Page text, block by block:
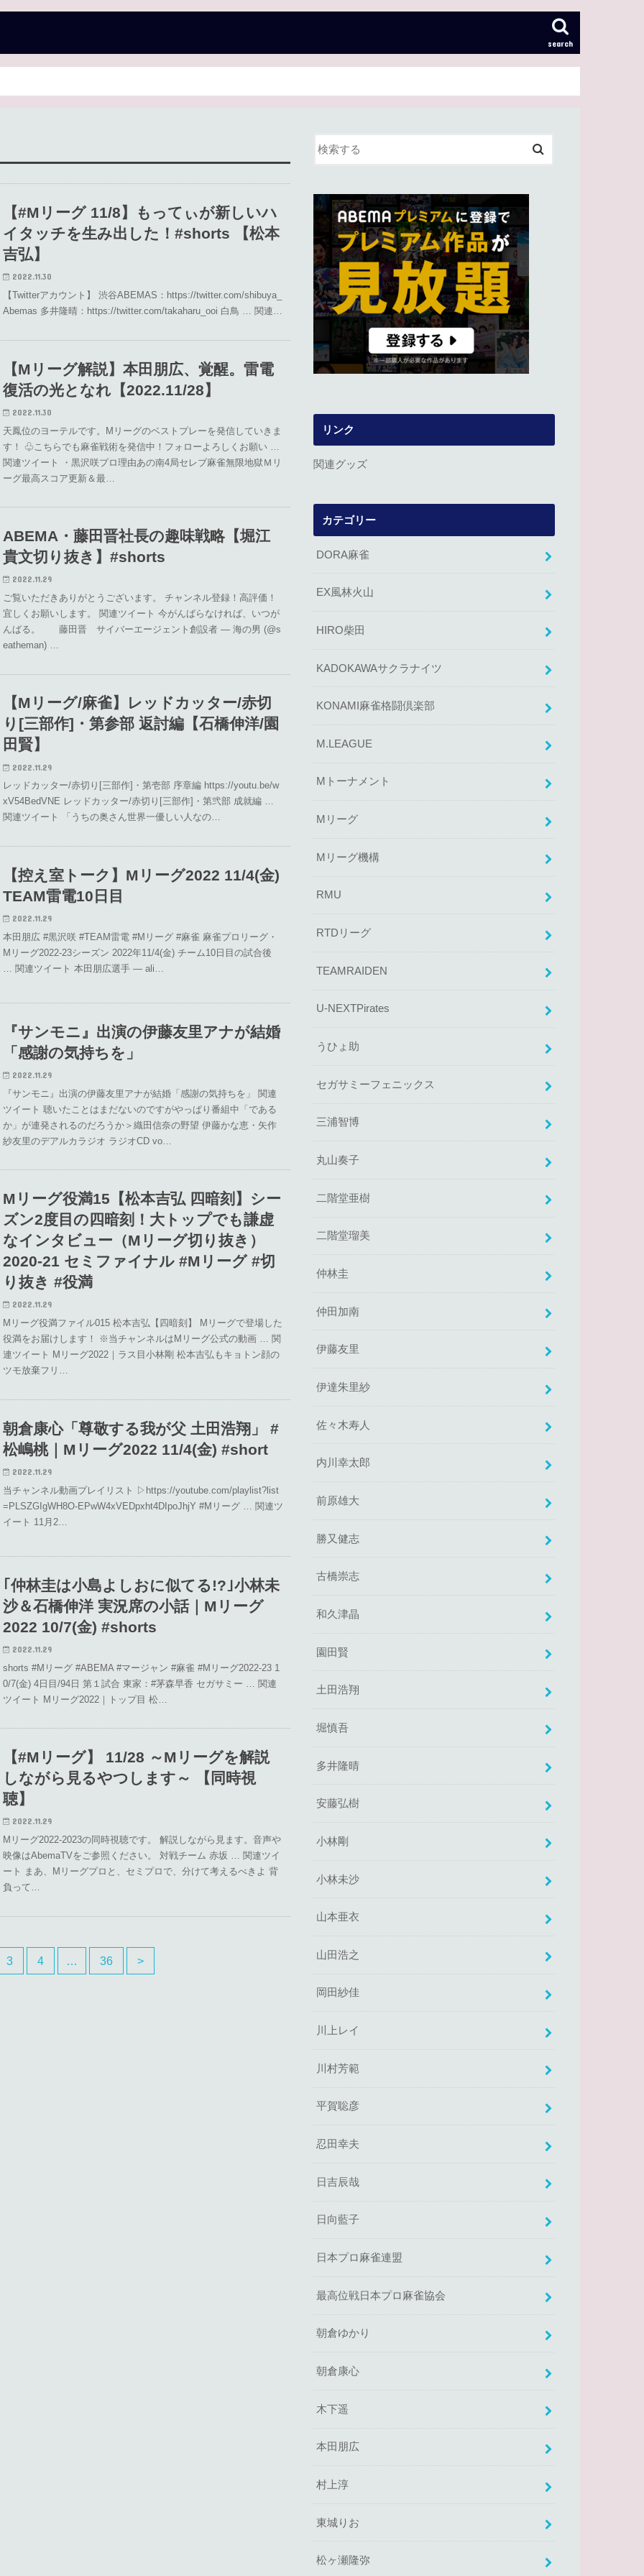
search
【#Mリーグ 11/8】もってぃが新しいハ
イタッチを生み出した！#shorts 【松本
吉弘】
2022.11.30
【Twitterアカウント】 渋谷ABEMAS：https://twitter.com/shibuya_
Abemas 多井隆晴：https://twitter.com/takaharu_ooi 白鳥 … 関連…
【Mリーグ解説】本田朋広、覚醒。雷電
復活の光となれ【2022.11/28】
2022.11.30
天鳳位のヨーテルです。Mリーグのベストプレーを発信していきま
す！ ♧こちらでも麻雀戦術を発信中！フォローよろしくお願い …
関連ツイート ・黒沢咲プロ理由あの南4局セレブ麻雀無限地獄Ｍリ
ーグ最高スコア更新＆最…
ABEMA・藤田晋社長の趣味戦略【堀江
貴文切り抜き】#shorts
2022.11.29
ご覧いただきありがとうございます。 チャンネル登録！高評価！
宜しくお願いします。 関連ツイート 今がんばらなければ、いつが
んばる。 藤田晋 サイバーエージェント創設者 — 海の男 (@s
eatheman) …
【Mリーグ/麻雀】レッドカッター/赤切
り[三部作]・第参部 返討編【石橋伸洋/園
田賢】
2022.11.29
レッドカッター/赤切り[三部作]・第壱部 序章編 https://youtu.be/w
xV54BedVNE レッドカッター/赤切り[三部作]・第弐部 成就編 …
関連ツイート 「うちの奥さん世界一優しい人なの…
【控え室トーク】Mリーグ2022 11/4(金)
TEAM雷電10日目
2022.11.29
本田朋広 #黒沢咲 #TEAM雷電 #Mリーグ #麻雀 麻雀プロリーグ・
Mリーグ2022-23シーズン 2022年11/4(金) チーム10日目の試合後
… 関連ツイート 本田朋広選手 — ali…
『サンモニ』出演の伊藤友里アナが結婚
「感謝の気持ちを」
2022.11.29
『サンモニ』出演の伊藤友里アナが結婚「感謝の気持ちを」 関連
ツイート 聴いたことはまだないのですがやっぱり番組中「である
か」が連発されるのだろうか＞織田信奈の野望 伊藤かな恵・矢作
紗友里のデアルカラジオ ラジオCD vo…
Mリーグ役満15【松本吉弘 四暗刻】シー
ズン2度目の四暗刻！大トップでも謙虚
なインタビュー（Mリーグ切り抜き）
2020-21 セミファイナル #Mリーグ #切
り抜き #役満
2022.11.29
Mリーグ役満ファイル015 松本吉弘【四暗刻】 Mリーグで登場した
役満をお届けします！ ※当チャンネルはMリーグ公式の動画 … 関
連ツイート Mリーグ2022｜ラス目小林剛 松本吉弘もキョトン顔の
ツモ放棄フリ…
朝倉康心「尊敬する我が父 土田浩翔」 #
松嶋桃｜Mリーグ2022 11/4(金) #short
2022.11.29
当チャンネル動画プレイリスト ▷https://youtube.com/playlist?list
=PLSZGIgWH8O-EPwW4xVEDpxht4DIpoJhjY #Mリーグ … 関連ツ
イート 11月2…
｢仲林圭は小島よしおに似てる!?｣小林未
沙＆石橋伸洋 実況席の小話｜Mリーグ
2022 10/7(金) #shorts
2022.11.29
shorts #Mリーグ #ABEMA #マージャン #麻雀 #Mリーグ2022-23 1
0/7(金) 4日目/94日 第１試合 東家：#茅森早香 セガサミー … 関連
ツイート Mリーグ2022｜トップ目 松…
【#Mリーグ】 11/28 ～Mリーグを解説
しながら見るやつします～ 【同時視
聴】
2022.11.29
Mリーグ2022-2023の同時視聴です。 解説しながら見ます。音声や
映像はAbemaTVをご参照ください。 対戦チーム 赤坂 … 関連ツイ
ート まあ、Mリーグプロと、セミプロで、分けて考えるべきよ 背
負って…
3 4 … 36 >
リンク
関連グッズ
カテゴリー
DORA麻雀
EX風林火山
HIRO柴田
KADOKAWAサクラナイツ
KONAMI麻雀格闘倶楽部
M.LEAGUE
Mトーナメント
Mリーグ
Mリーグ機構
RMU
RTDリーグ
TEAMRAIDEN
U-NEXTPirates
うひょ助
セガサミーフェニックス
三浦智博
丸山奏子
二階堂亜樹
二階堂瑠美
仲林圭
仲田加南
伊藤友里
伊達朱里紗
佐々木寿人
内川幸太郎
前原雄大
勝又健志
古橋崇志
和久津晶
園田賢
土田浩翔
堀慎吾
多井隆晴
安藤弘樹
小林剛
小林未沙
山本亜衣
山田浩之
岡田紗佳
川上レイ
川村芳範
平賀聡彦
忍田幸夫
日吉辰哉
日向藍子
日本プロ麻雀連盟
最高位戦日本プロ麻雀協会
朝倉ゆかり
朝倉康心
木下遥
本田朋広
村上淳
東城りお
松ヶ瀬隆弥